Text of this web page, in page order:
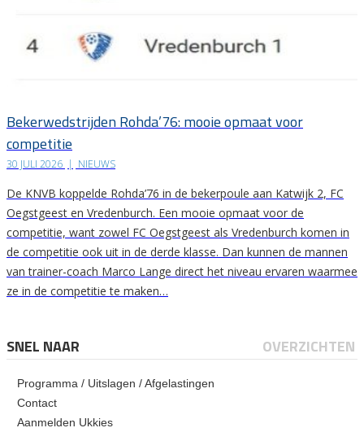
Bekerwedstrijden Rohda’76: mooie opmaat voor
competitie
30 JULI 2026 | NIEUWS
De KNVB koppelde Rohda’76 in de bekerpoule aan Katwijk 2, FC
Oegstgeest en Vredenburch. Een mooie opmaat voor de
competitie, want zowel FC Oegstgeest als Vredenburch komen in
de competitie ook uit in de derde klasse. Dan kunnen de mannen
van trainer-coach Marco Lange direct het niveau ervaren waarmee
ze in de competitie te maken…
SNEL NAAR OVERZICHTEN
Programma / Uitslagen / Afgelastingen
Contact
Aanmelden Ukkies